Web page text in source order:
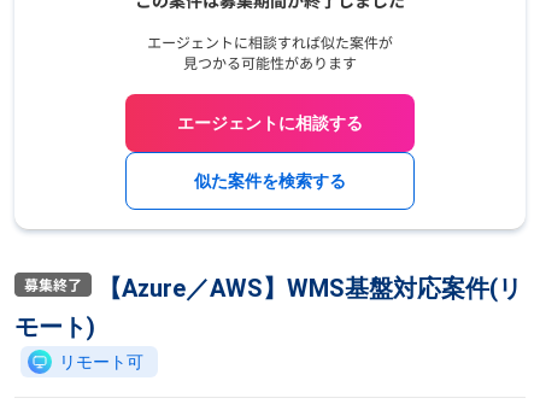
エージェントに相談する
似た案件を検索する
【Azure／AWS】WMS基盤対応案件(リ
モート)
リモート可